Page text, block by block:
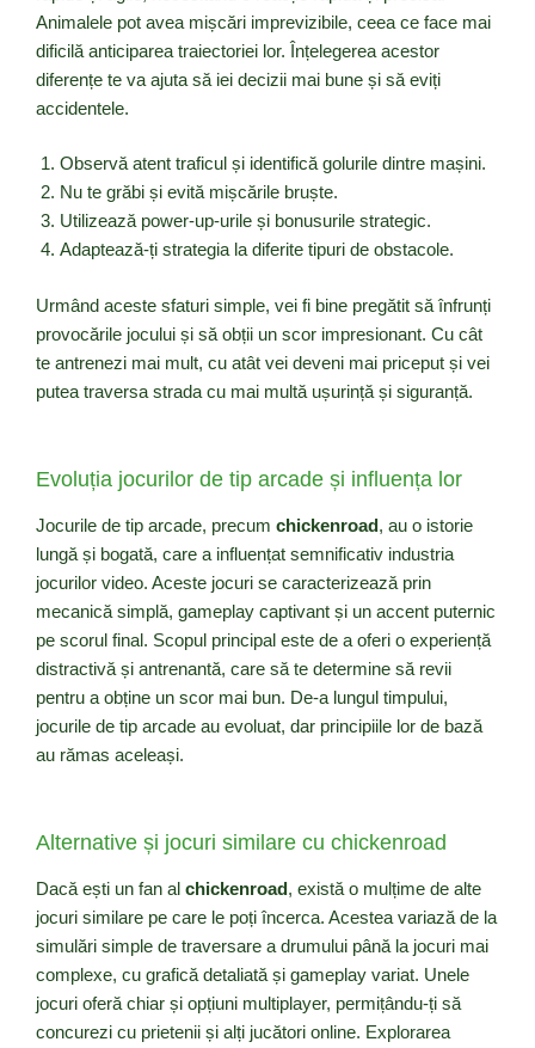
Animalele pot avea mișcări imprevizibile, ceea ce face mai
dificilă anticiparea traiectoriei lor. Înțelegerea acestor
diferențe te va ajuta să iei decizii mai bune și să eviți
accidentele.
Observă atent traficul și identifică golurile dintre mașini.
Nu te grăbi și evită mișcările bruște.
Utilizează power-up-urile și bonusurile strategic.
Adaptează-ți strategia la diferite tipuri de obstacole.
Urmând aceste sfaturi simple, vei fi bine pregătit să înfrunți
provocările jocului și să obții un scor impresionant. Cu cât
te antrenezi mai mult, cu atât vei deveni mai priceput și vei
putea traversa strada cu mai multă ușurință și siguranță.
Evoluția jocurilor de tip arcade și influența lor
Jocurile de tip arcade, precum chickenroad, au o istorie
lungă și bogată, care a influențat semnificativ industria
jocurilor video. Aceste jocuri se caracterizează prin
mecanică simplă, gameplay captivant și un accent puternic
pe scorul final. Scopul principal este de a oferi o experiență
distractivă și antrenantă, care să te determine să revii
pentru a obține un scor mai bun. De-a lungul timpului,
jocurile de tip arcade au evoluat, dar principiile lor de bază
au rămas aceleași.
Alternative și jocuri similare cu chickenroad
Dacă ești un fan al chickenroad, există o mulțime de alte
jocuri similare pe care le poți încerca. Acestea variază de la
simulări simple de traversare a drumului până la jocuri mai
complexe, cu grafică detaliată și gameplay variat. Unele
jocuri oferă chiar și opțiuni multiplayer, permițându-ți să
concurezi cu prietenii și alți jucători online. Explorarea